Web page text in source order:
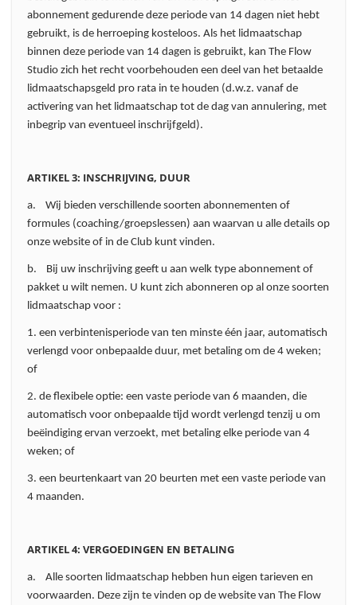
abonnement gedurende deze periode van 14 dagen niet hebt
gebruikt, is de herroeping kosteloos. Als het lidmaatschap
binnen deze periode van 14 dagen is gebruikt, kan The Flow
Studio zich het recht voorbehouden een deel van het betaalde
lidmaatschapsgeld pro rata in te houden (d.w.z. vanaf de
activering van het lidmaatschap tot de dag van annulering, met
inbegrip van eventueel inschrijfgeld).
ARTIKEL 3: INSCHRIJVING, DUUR
a. Wij bieden verschillende soorten abonnementen of
formules (coaching/groepslessen) aan waarvan u alle details op
onze website of in de Club kunt vinden.
b. Bij uw inschrijving geeft u aan welk type abonnement of
pakket u wilt nemen. U kunt zich abonneren op al onze soorten
lidmaatschap voor :
1. een verbintenisperiode van ten minste één jaar, automatisch
verlengd voor onbepaalde duur, met betaling om de 4 weken;
of
2. de flexibele optie: een vaste periode van 6 maanden, die
automatisch voor onbepaalde tijd wordt verlengd tenzij u om
beëindiging ervan verzoekt, met betaling elke periode van 4
weken; of
3. een beurtenkaart van 20 beurten met een vaste periode van
4 maanden.
ARTIKEL 4: VERGOEDINGEN EN BETALING
a. Alle soorten lidmaatschap hebben hun eigen tarieven en
voorwaarden. Deze zijn te vinden op de website van The Flow